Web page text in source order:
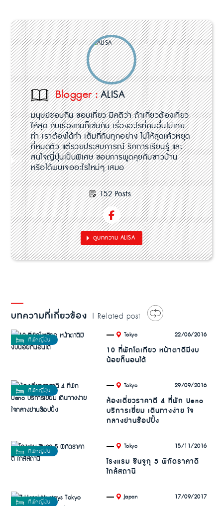
Blogger :ALISA
มนุษย์ชอบกิน ชอบเที่ยว มีคติว่า ถ้าเที่ยวต้องเที่ยว
ให้สุด กับเรื่องกินก็เช่นกัน เรื่องอะไรที่คนอื่นไม่เคย
ทำ เราต้องได้ทำ เต็มที่กับทุกอย่าง ไปให้สุดแล้วหยุด
ที่หมดตัว แต่รวยประสบการณ์ รักการเรียนรู้ และ
สนใจญี่ปุ่นเป็นพิเศษ ชอบการพูดคุยกับชาวบ้าน
หรือได้พบเจออะไรใหม่ๆ เสมอ
152 Posts
ดูบทความ ALISA
บทความที่เกี่ยวข้อง | Related post
. Tokyo 22/06/2016
10 ที่พักโตเกียว หน้าตาดีมีงบ
น้อยก็นอนได้
. Tokyo 29/09/2016
ห้องเดี่ยวราคาดี 4 ที่พัก Ueno
บริการเยี่ยม เดินทางง่าย ใจ
กลางย่านช๊อปปิ้ง
. Tokyo 15/11/2016
โรงแรม ชินจูกุ 5 พิกัดราคาดี
ใกล้สถานี
. Japan 17/09/2017